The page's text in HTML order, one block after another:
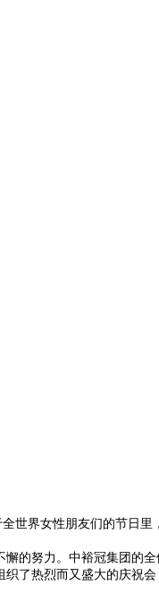
全世界女性朋友们的节日
的努力。中裕冠集团的
了热烈而又盛大的庆祝